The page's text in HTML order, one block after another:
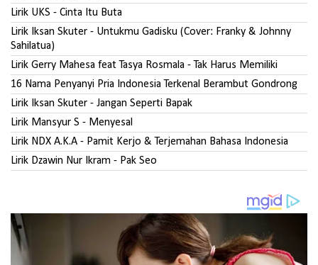
Lirik UKS - Cinta Itu Buta
Lirik Iksan Skuter - Untukmu Gadisku (Cover: Franky & Johnny
Sahilatua)
Lirik Gerry Mahesa feat Tasya Rosmala - Tak Harus Memiliki
16 Nama Penyanyi Pria Indonesia Terkenal Berambut Gondrong
Lirik Iksan Skuter - Jangan Seperti Bapak
Lirik Mansyur S - Menyesal
Lirik NDX A.K.A - Pamit Kerjo & Terjemahan Bahasa Indonesia
Lirik Dzawin Nur Ikram - Pak Seo